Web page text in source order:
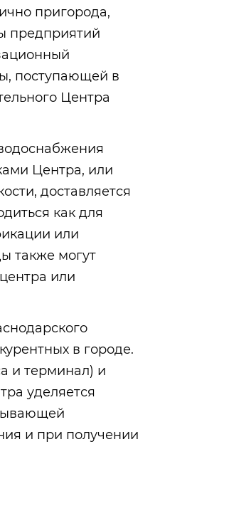
пригорода,
предприятий
поступающей в
Центра
Центра, или
доставляется
как для
или
также могут
или
в городе.
и терминал) и
уделяется
и при получении